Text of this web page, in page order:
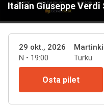
Italian Giuseppe
29 okt., 2026
N • 19:00
Turku
Osta pilet